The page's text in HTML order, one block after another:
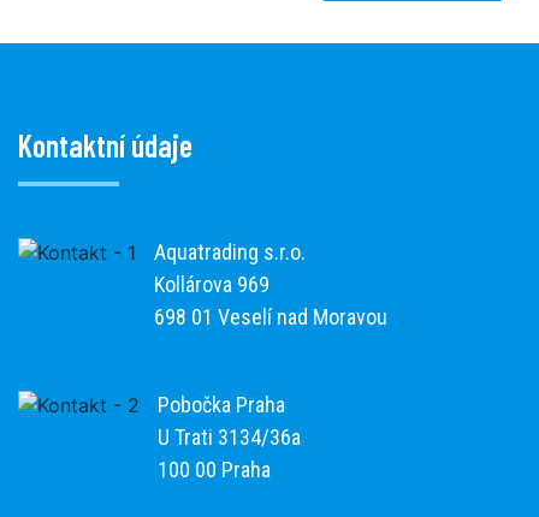
Kontaktní údaje
Aquatrading s.r.o.
Kollárova 969
698 01 Veselí nad Moravou
Pobočka Praha
U Trati 3134/36a
100 00 Praha